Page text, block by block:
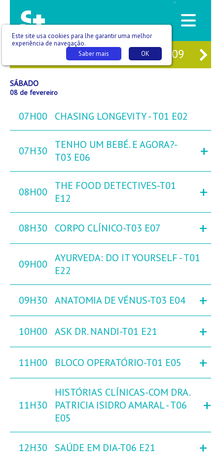
/
07 SÁB 08 DOM 09
SÁBADO
08 de fevereiro
07H00 CHASING LONGEVITY - T01 E02
07H30
TENHO UM BEBÉ. E AGORA?-
T03 E06
+
08H00
THE FOOD DETECTIVES-T01
E12
+
08H30 CORPO CLÍNICO-T03 E07 +
09H00
AYURVEDA: DO IT YOURSELF - T01
E22
09H30 ANATOMIA DE VÉNUS-T03 E04 +
10H00 ASK DR. NANDI-T01 E21 +
11H00 BLOCO OPERATÓRIO-T01 E05 +
11H30
HISTÓRIAS CLÍNICAS-COM DRA.
PATRICIA ISIDRO AMARAL - T06
E05
+
12H30 SAÚDE EM DIA-T06 E21 +
Este site usa cookies para lhe garantir uma melhor
experiência de navegação.
OK
Saber mais